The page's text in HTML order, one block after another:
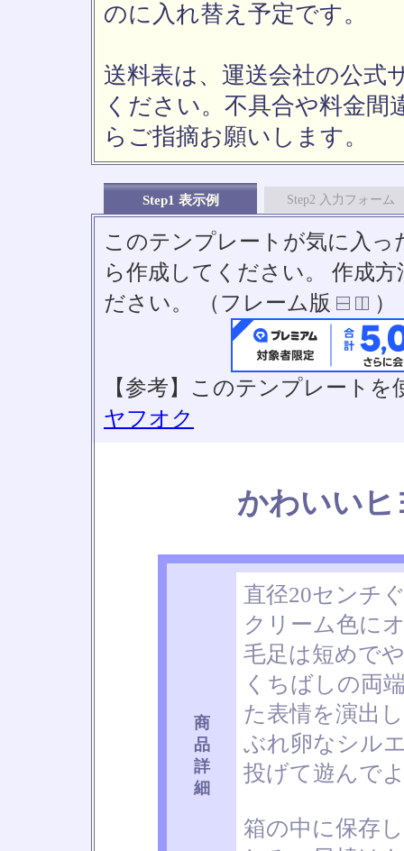
のに入れ替え予定です。
送料表は、運送会社の公式
ください。不具合や料金間
らご指摘お願いします。
Step1 表示例 Step2 入力フォーム
このテンプレートが気に入っ
ら作成してください。 作成
ださい。 （フレーム版
）
【参考】このテンプレート
ヤフオク
かわいい
商
品
詳
細
直径20センチ
クリーム色に
毛足は短めで
くちばしの両
た表情を演出
ぶれ卵なシル
投げて遊んで
箱の中に保存